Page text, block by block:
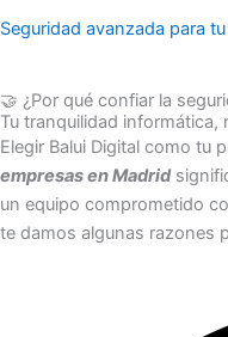
Seguridad avanzada para
🤝 ¿Por qué confiar la
Tu tranquilidad informática,
Elegir Balui Digital como tu
empresas en Madrid
un equipo comprometido
te damos algunas razones